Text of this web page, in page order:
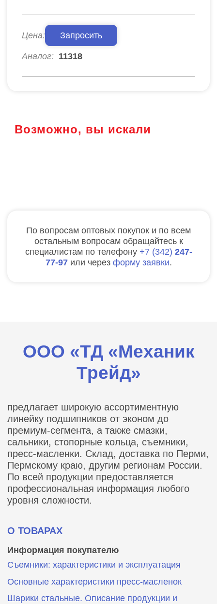
Цена: Запросить
Аналог: 11318
Возможно, вы искали
По вопросам оптовых покупок и по всем
остальным вопросам обращайтесь к
специалистам по телефону
7 342 247-
77-97 или через форму заявки.
ООО «ТД «Механик
Трейд»
предлагает широкую ассортиментную
линейку подшипников от эконом до
премиум-сегмента, а также смазки,
сальники, стопорные кольца, съемники,
пресс-масленки. Склад, доставка по Перми,
Пермскому краю, другим регионам России.
По всей продукции предоставляется
профессиональная информация любого
уровня сложности.
О ТОВАРАХ
Информация покупателю
Съемники: характеристики и эксплуатация
Основные характеристики пресс‑масленок
Шарики стальные. Описание продукции и